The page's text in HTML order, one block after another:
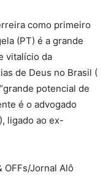
como primeiro
(PT) é a grande
vitalício da
de Deus no Brasil (
potencial de
é o advogado
ligado ao ex-
OFFs/Jornal Alô